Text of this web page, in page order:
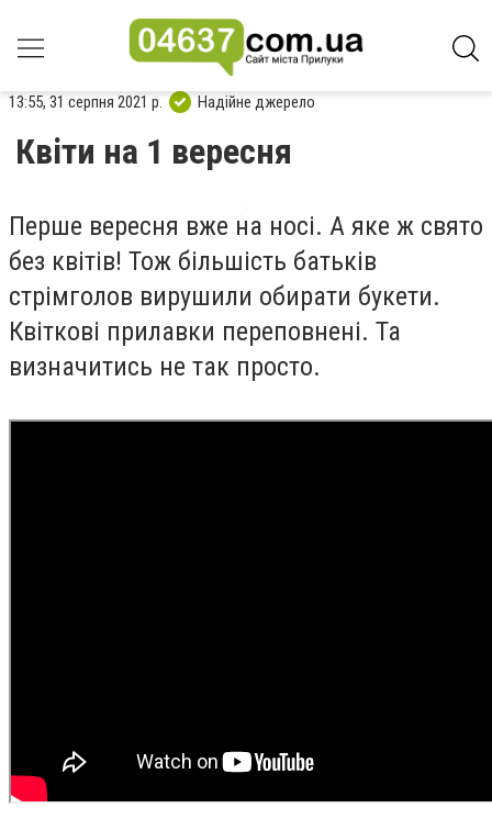
13:55, 31 серпня 2021 р. Надійне джерело
Квіти на 1 вересня
Перше вересня вже на носі. А яке ж свято
без квітів! Тож більшість батьків
стрімголов вирушили обирати букети.
Квіткові прилавки переповнені. Та
визначитись не так просто.